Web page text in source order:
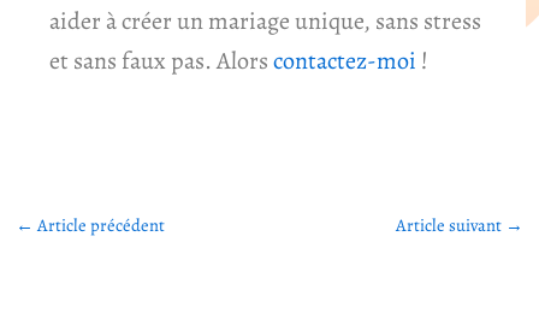
aider à créer un mariage unique, sans stress
et sans faux pas. Alorscontactez-moi !
← Article précédent Article suivant →